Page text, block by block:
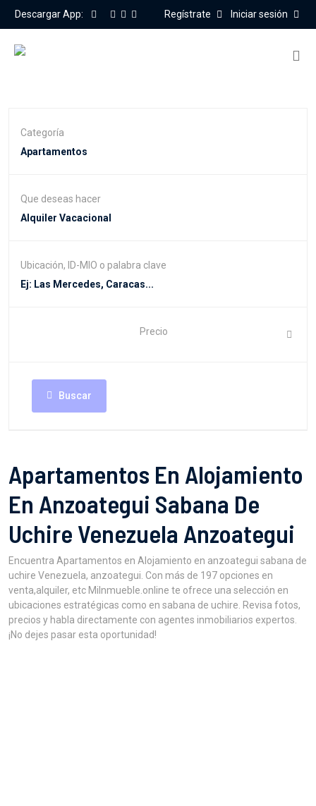
Descargar App: Regístrate Iniciar sesión
Categoría
Que deseas hacer
Ubicación, ID-MIO o palabra clave
Precio
Buscar
Apartamentos En Alojamiento
En Anzoategui Sabana De
Uchire Venezuela Anzoategui
Encuentra Apartamentos en Alojamiento en anzoategui sabana de
uchire Venezuela, anzoategui. Con más de 197 opciones en
venta,alquiler, etc MiInmueble.online te ofrece una selección en
ubicaciones estratégicas como en sabana de uchire. Revisa fotos,
precios y habla directamente con agentes inmobiliarios expertos.
¡No dejes pasar esta oportunidad!